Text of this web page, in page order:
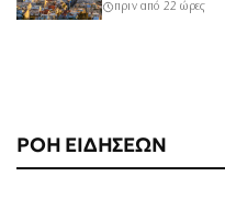
ΡΟΗ ΕΙΔΗΣΕΩΝ
πριν από 22 ώρες